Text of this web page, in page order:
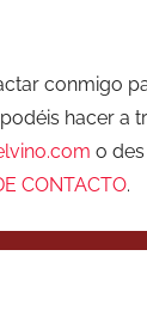
conmigo
hacer a
o
CONTACTO.